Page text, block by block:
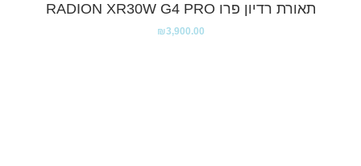
תאורת רדיון פרו RADION XR30W G4 PRO
₪3,900.00